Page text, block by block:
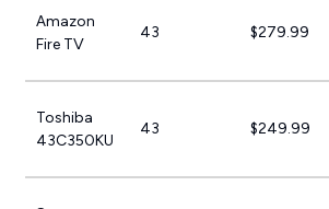
Amazon
Fire TV
43 $279.99
Toshiba
43C350KU
43 $249.99